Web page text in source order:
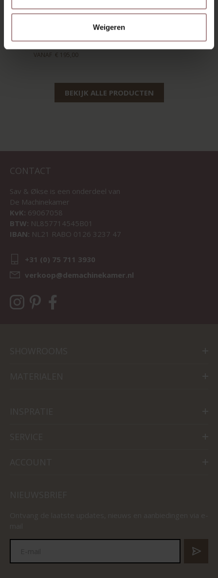
Weigeren
ZITTING BRUIN
VANAF € 195,00
BEKIJK ALLE PRODUCTEN
CONTACT
Sav & Økse is een onderdeel van
De Machinekamer
KvK: 69067058
BTW: NL857714545B01
IBAN: NL21 RABO 0126 3237 47
+31 (0) 75 711 3930
verkoop@demachinekamer.nl